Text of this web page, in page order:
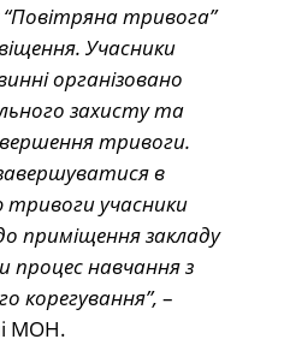
“Повітряна тривога”
Учасники
організовано
захисту та
тривоги.
в
тривоги учасники
приміщення закладу
навчання з
корегування”, –
МОН.